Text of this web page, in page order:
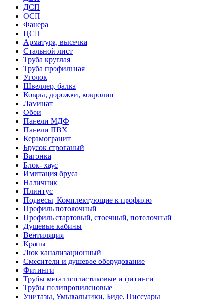
ДСП
ОСП
Фанера
ЦСП
Арматура, высечка
Стальной лист
Труба круглая
Труба профильная
Уголок
Швеллер, балка
Ковры, дорожки, ковролин
Ламинат
Обои
Панели МДФ
Панели ПВХ
Керамогранит
Брусок строганый
Вагонка
Блок- хаус
Имитация бруса
Наличник
Плинтус
Подвесы, Комплектующие к профилю
Профиль потолочный
Профиль стартовый, стоечный, потолочный
Душевые кабины
Вентиляция
Краны
Люк канализационный
Смесители и душевое оборудование
Фитинги
Трубы металлопластиковые и фитинги
Трубы полипропиленовые
Унитазы, Умывальники, Биде, Писсуары